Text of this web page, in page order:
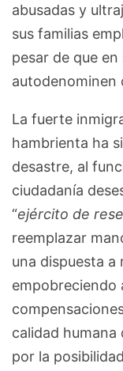
abusadas y
sus familias
pesar de que
autodenominen
La fuerte
hambrienta ha
desastre, al
ciudadanía
“ejército de
reemplazar
una dispuesta a
empobreciendo
calidad humana
por la